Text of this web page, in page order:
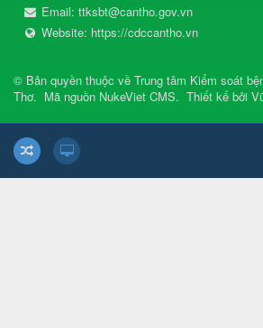
Email: ttksbt@cantho.gov.vn
Website: https://cdccantho.vn
© Bản quyền thuộc về Trung tâm Kiểm soát
Thơ. Mã nguồn NukeViet CMS. Thiết kế bởi